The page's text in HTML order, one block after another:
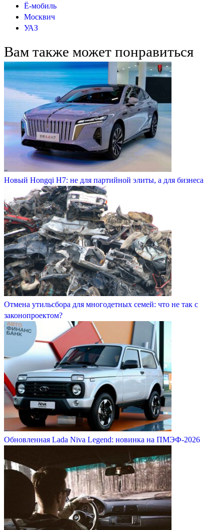
Ё-мобиль
Москвич
УАЗ
Вам также может понравиться
Новый Hongqi H7: не для партийной элиты, а для бизнеса
Отмена утильсбора для многодетных семей: что не так с
законопроектом?
Обновленная Lada Niva Legend: новинка на ПМЭФ-2026